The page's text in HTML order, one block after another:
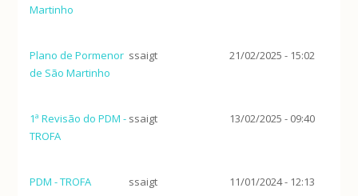
Martinho
Plano de Pormenor
de São Martinho
ssaigt 21/02/2025 - 15:02
1ª Revisão do PDM -
TROFA
ssaigt 13/02/2025 - 09:40
PDM - TROFA ssaigt 11/01/2024 - 12:13